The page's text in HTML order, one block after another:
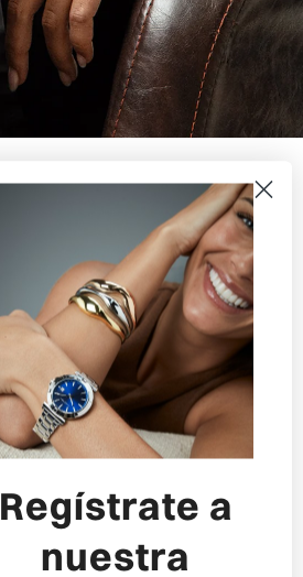
-10% AGOTADO
Regístrate a
nuestra